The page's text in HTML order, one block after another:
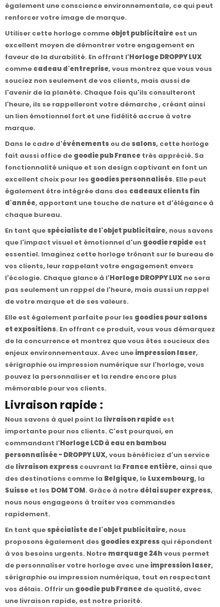
également une conscience environnementale, ce qui peut
renforcer votre image de marque.
Utiliser cette horloge comme objet publicitaire est un
excellent moyen de démontrer votre engagement en
faveur de la durabilité. En offrant l'Horloge DROPPY LUX
comme cadeau d'entreprise, vous montrez que vous vous
souciez non seulement de vos clients, mais aussi de
l'avenir de la planète. Chaque fois qu'ils consulteront
l'heure, ils se rappelleront votre démarche , créant ainsi
un lien émotionnel fort et une fidélité accrue à votre
marque.
Dans le cadre d'événements ou desalons, cette horloge
fait aussi office de goodie pub France très apprécié. Sa
fonctionnalité unique et son design captivant en font un
excellent choix pour les goodies personnalisés. Elle peut
également être intégrée dans des cadeaux clients fin
d'année, apportant une touche de nature et d'élégance à
chaque bureau.
En tant quespécialiste de l'objet publicitaire, nous savons
que l'impact visuel et émotionnel d'un goodie rapide est
essentiel. Imaginez cette horloge trônant sur le bureau de
vos clients, leur rappelant votre engagement envers
l'écologie. Chaque glance à l'Horloge DROPPY LUX ne sera
pas seulement un rappel de l'heure, mais aussi un rappel
de votre marque et de ses valeurs.
Elle est également parfaite pour les goodies pour salons
et expositions. En offrant ce produit, vous vous démarquez
de la concurrence et montrez que vous êtes soucieux des
enjeux environnementaux. Avec une impression laser,
sérigraphie ou impression numérique sur l'horloge, vous
pouvez la personnaliser et la rendre encore plus
mémorable pour vos clients.
Livraison rapide :
Nous savons à quel point la livraison rapide est
importante pour nos clients. C'est pourquoi, en
commandant l'Horloge LCD à eau en bambou
personnalisée - DROPPY LUX, vous bénéficiez d'un service
de livraison express couvrant la France entière, ainsi que
des destinations comme la Belgique, le Luxembourg, la
Suisse et les DOM TOM. Grâce à notre délai super express,
nous nous engageons à traiter vos commandes
rapidement.
En tant quespécialiste de l'objet publicitaire, nous
proposons également des goodies express qui répondent
à vos besoins urgents. Notre marquage 24h vous permet
de personnaliser votre horloge avec une impression laser,
sérigraphie ou impression numérique, tout en respectant
vos délais. Offrir un goodie pub France de qualité, avec
une livraison rapide, est notre priorité.